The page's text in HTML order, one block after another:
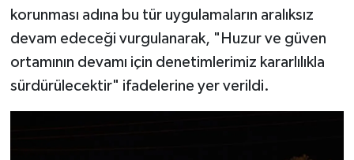
korunması adına bu tür uygulamaların aralıksız
devam edeceği vurgulanarak, "Huzur ve güven
ortamının devamı için denetimlerimiz kararlılıkla
sürdürülecektir" ifadelerine yer verildi.